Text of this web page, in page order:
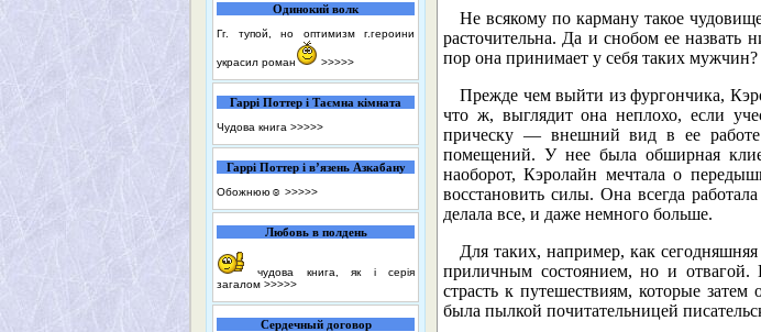
Одинокий волк
Гг. тупой, но оптимизм г.героини
украсил роман >>>>>
Гаррі Поттер і Таємна кімната
Чудова книга >>>>>
Гаррі Поттер і в’язень Азкабану
Обожнюю☺️ >>>>>
Любовь в полдень
чудова книга, як і серія
загалом >>>>>
Сердечный договор
Не всякому по карману такое
расточительна. Да и снобом ее назвать
пор она принимает у себя таких
Прежде чем выйти из фургончика,
что ж, выглядит она неплохо, если
прическу — внешний вид в ее работе
помещений. У нее была обширная
наоборот, Кэролайн мечтала о
восстановить силы. Она всегда
делала все, и даже немного больше.
Для таких, например, как
приличным состоянием, но и
страсть к путешествиям, которые
была пылкой почитательницей